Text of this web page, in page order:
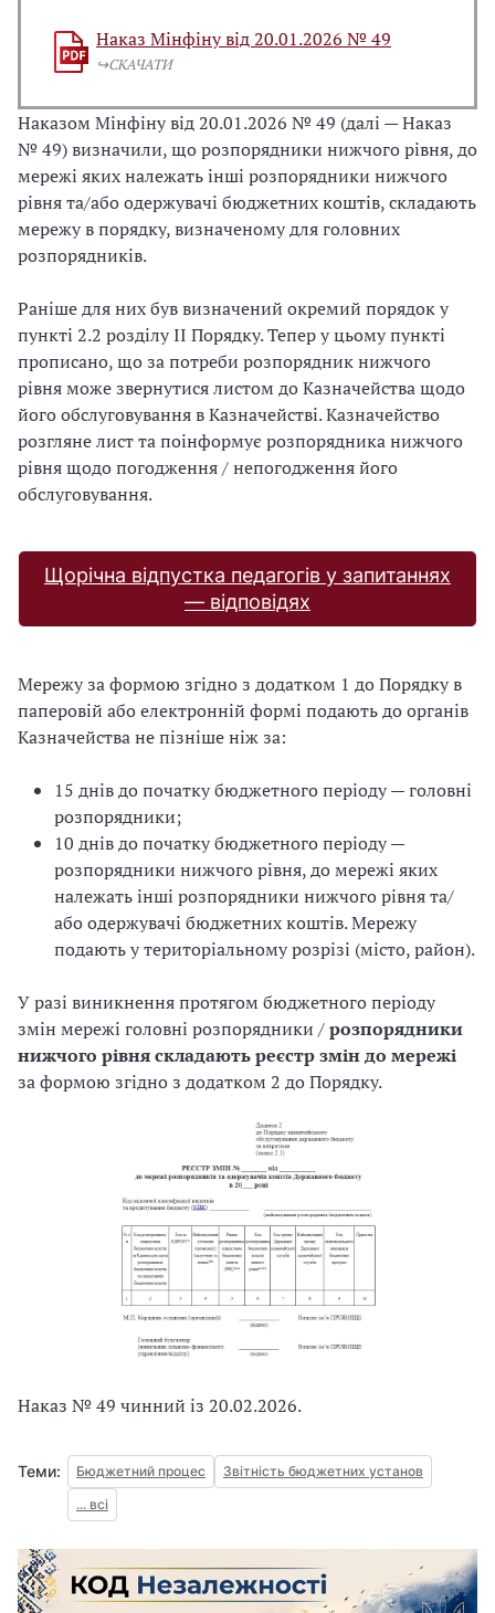
Наказ Мінфіну від 20.01.2026 № 49
↪️СКАЧАТИ
Наказом Мінфіну від 20.01.2026 № 49 (далі — Наказ
№ 49) визначили, що розпорядники нижчого рівня, до
мережі яких належать інші розпорядники нижчого
рівня та/або одержувачі бюджетних коштів, складають
мережу в порядку, визначеному для головних
розпорядників.
Раніше для них був визначений окремий порядок у
пункті 2.2 розділу ІІ Порядку. Тепер у цьому пункті
прописано, що за потреби розпорядник нижчого
рівня може звернутися листом до Казначейства щодо
його обслуговування в Казначействі. Казначейство
розгляне лист та поінформує розпорядника нижчого
рівня щодо погодження / непогодження його
обслуговування.
Щорічна відпустка педагогів у запитаннях
— відповідях
Мережу за формою згідно з додатком 1 до Порядку в
паперовій або електронній формі подають до органів
Казначейства не пізніше ніж за:
15 днів до початку бюджетного періоду — головні
розпорядники;
10 днів до початку бюджетного періоду —
розпорядники нижчого рівня, до мережі яких
належать інші розпорядники нижчого рівня та/
або одержувачі бюджетних коштів. Мережу
подають у територіальному розрізі (місто, район).
У разі виникнення протягом бюджетного періоду
змін мережі головні розпорядники /розпорядники
нижчого рівня складають реєстр змін до мережі
за формою згідно з додатком 2 до Порядку.
Наказ № 49 чинний із 20.02.2026.
Теми: Бюджетний процес
Звітність бюджетних установ
... всі